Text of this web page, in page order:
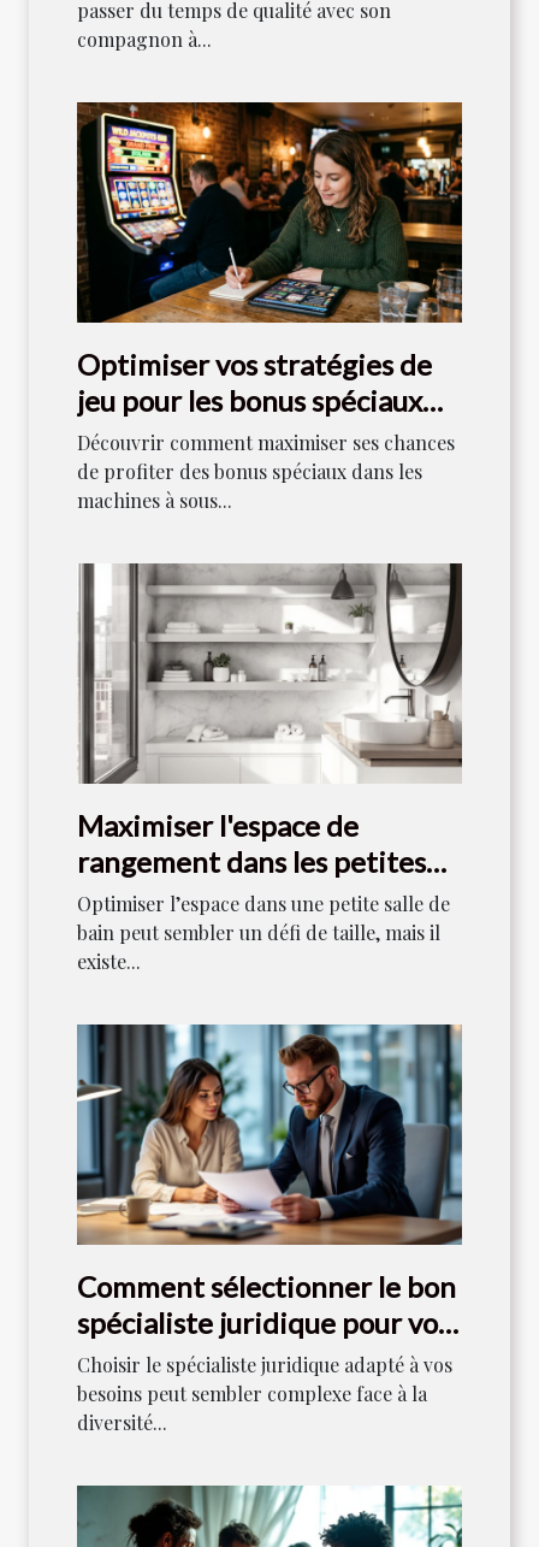
passer du temps de qualité avec son
compagnon à...
Optimiser vos stratégies de
jeu pour les bonus spéciaux
dans les machines à sous
Découvrir comment maximiser ses chances
de profiter des bonus spéciaux dans les
machines à sous...
Maximiser l'espace de
rangement dans les petites
salles de bain
Optimiser l’espace dans une petite salle de
bain peut sembler un défi de taille, mais il
existe...
Comment sélectionner le bon
spécialiste juridique pour vos
besoins ?
Choisir le spécialiste juridique adapté à vos
besoins peut sembler complexe face à la
diversité...